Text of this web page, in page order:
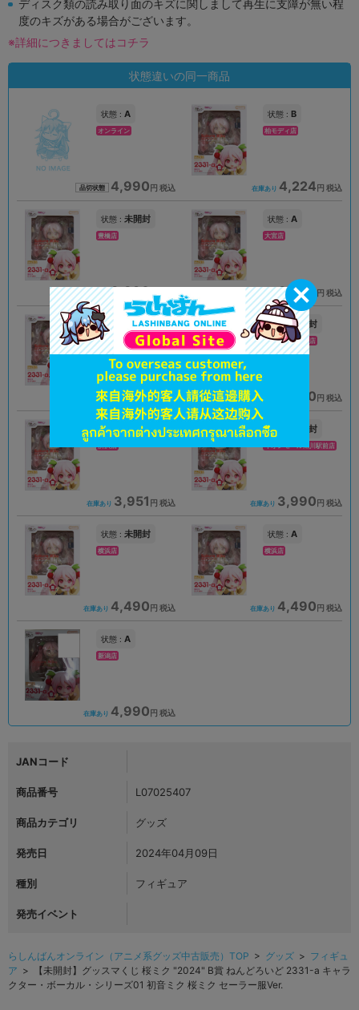
ディスク類の読み取り面のキズに関しまして再生に支障が無い程
度のキズがある場合がございます。
※詳細につきましてはコチラ
状態違いの同一商品
状態 : A
オンライン
品切状態 4,990円 税込
状態 : B
柏モディ店
在庫あり 4,224円 税込
状態 : 未開封
豊橋店
在庫あり 3,890 円 税込
状態 : A
大宮店
在庫あり 3,500円 税込
状態 : 未開封
アリオ倉敷店
在庫あり 3,890円 税込
状態 :未開封
スマーク伊勢崎店
在庫あり 3,890円 税込
状態 :A
所沢店
在庫あり 3,951 円 税込
状態 : 未開封
イオンモール旭川駅前店
在庫あり 3,990円 税込
状態 : 未開封
横浜店
在庫あり 4,490円 税込
状態 : A
横浜店
在庫あり 4,490円 税込
状態 : A
新潟店
在庫あり 4,990円 税込
JANコード
商品番号 L07025407
商品カテゴリ グッズ
発売日 2024年04月09日
種別 フィギュア
発売イベント
らしんばんオンライン（アニメ系グッズ中古販売）TOP > グッズ > フィギュ
ア > 【未開封】グッスマくじ 桜ミク "2024" B賞 ねんどろいど 2331-a キャラ
クター・ボーカル・シリーズ01 初音ミク 桜ミク セーラー服Ver.